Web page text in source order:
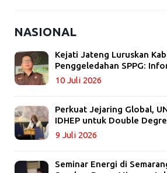
NASIONAL
Kejati Jateng Luruskan
Penggeledahan SPPG:
10 Juli 2026
Perkuat Jejaring Global,
IDHEP untuk Double
9 Juli 2026
Seminar Energi di